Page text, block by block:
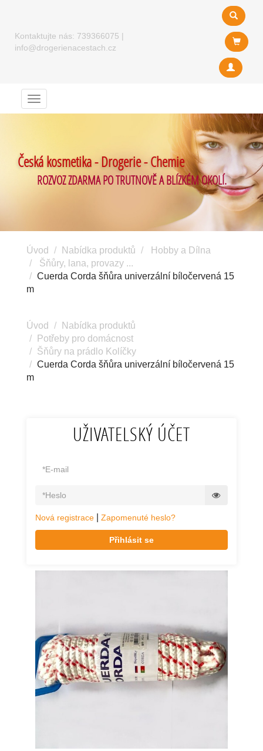
Kontaktujte nás: 739366075 |
info@drogerienacestach.cz
Menu
Česká kosmetika - Drogerie - Chemie
ROZVOZ ZDARMA PO TRUTNOVĚ A BLÍZKÉM OKOLÍ.
Úvod Nabídka produktů
Hobby a Dílna
Šňůry, lana, provazy ...
Cuerda Corda šňůra univerzální bíločervená 15
m
Úvod
Nabídka produktů
Potřeby pro domácnost
Šňůry na prádlo Kolíčky
Cuerda Corda šňůra univerzální bíločervená 15
m
UŽIVATELSKÝ ÚČET
Nová registrace Zapomenuté heslo?
Přihlásit se